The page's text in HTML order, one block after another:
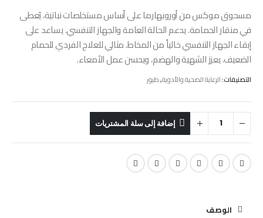
مسحوق موكس من أوروبهارما على أساس مستخلصات نباتية، يُعطى
في منقار الحمامة. يدعم الحالة العامة والجهاز التنفسي. يساعد على
إبقاء الجهاز التنفسي خالياً من المخاط. مثالي للعلاج الفردي للحمام
الضعيف. يعزز الشهية والهضم، ويحسن عمل الأمعاء.
التصنيفات:الرعاية الصحية والأدوية,طيور
إضافة إلى سلة المشتريات
الوصف